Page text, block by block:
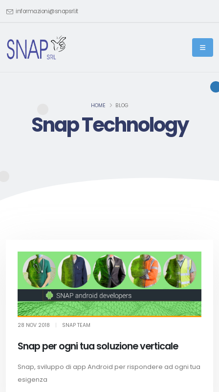
informazioni@snapsrl.it
HOME BLOG
Snap Technology
28 NOV 2018 | SNAP TEAM
Snap per ogni tua soluzione verticale
Snap, sviluppo di app Android per rispondere ad ogni tua
esigenza